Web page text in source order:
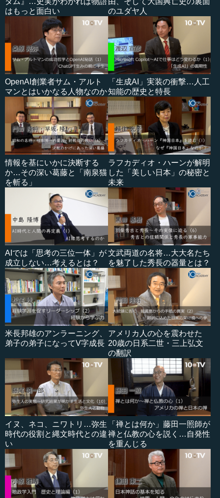
はもっと面白い
のユダヤ人
OpenAI創業者サム・アルト
マンとはいかなる人物なのか
「生成AI」実装の衝撃…人工
知能の歴史と特長
情報を基にいかに決断する
か…その深い葛藤と「南泉猫
を斬る」
ラフカディオ・ハーンが解明
した「美しい日本」の秘密と
未来
AIでは「思考の三位一体」が
成立しない…考えるとは？
文武両道の名将…大大名たち
を魅了した秀長の器量とは？
米長邦雄のアンラーニング、
弟子の弟子になってV字成長
アメリカ人の心を震わせた
20歳の日系二世・三上弘文
の翻訳
イヌ、ネコ、ニワトリ…弥生
時代の役割と縄文時代との違
い
「禅とは何か」藤田一照師が
禅と仏教の心を説く…自発性
を重んじる